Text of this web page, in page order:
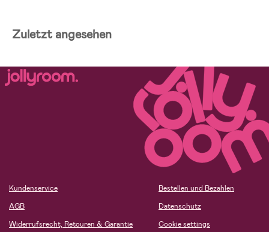
Zuletzt angesehen
Kundenservice
AGB
Widerrufsrecht, Retouren & Garantie
Bestellen und Bezahlen
Datenschutz
Cookie settings